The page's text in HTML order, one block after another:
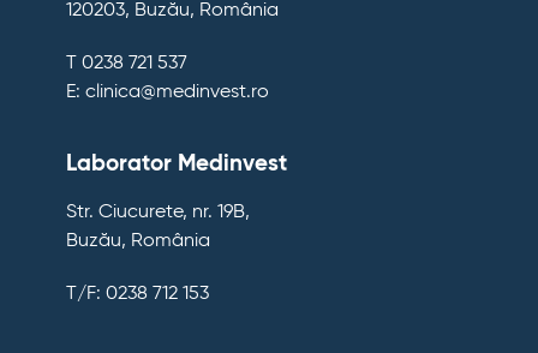
120203, Buzău, România
T 0238 721 537
E: clinica@medinvest.ro
Laborator Medinvest
Str. Ciucurete, nr. 19B,
Buzău, România
T/F: 0238 712 153